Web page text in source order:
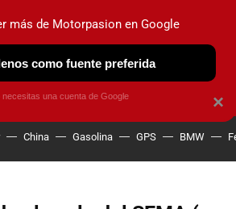
ELÉCTRICOS OBSERVATORIO
China Gasolina GPS BMW
×
más de Motorpasion en Google
como fuente preferida
necesitas una cuenta de Google